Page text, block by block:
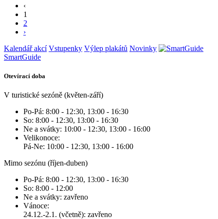
‹
1
2
›
Kalendář akcí Vstupenky Výlep plakátů Novinky
SmartGuide
Otevírací doba
V turistické sezóně (květen-září)
Po-Pá: 8:00 - 12:30, 13:00 - 16:30
So: 8:00 - 12:30, 13:00 - 16:30
Ne a svátky: 10:00 - 12:30, 13:00 - 16:00
Velikonoce:
Pá-Ne: 10:00 - 12:30, 13:00 - 16:00
Mimo sezónu (říjen-duben)
Po-Pá: 8:00 - 12:30, 13:00 - 16:30
So: 8:00 - 12:00
Ne a svátky: zavřeno
Vánoce:
24.12.-2.1. (včetně): zavřeno